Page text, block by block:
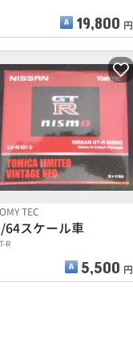
19,800 円
TEC
64スケール車
R
5,500 円